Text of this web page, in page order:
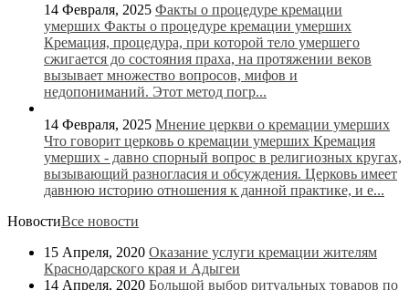
14 Февраля, 2025 Факты о процедуре кремации
умерших Факты о процедуре кремации умерших
Кремация, процедура, при которой тело умершего
сжигается до состояния праха, на протяжении веков
вызывает множество вопросов, мифов и
недопониманий. Этот метод погр...
14 Февраля, 2025 Мнение церкви о кремации умерших
Что говорит церковь о кремации умерших Кремация
умерших - давно спорный вопрос в религиозных кругах,
вызывающий разногласия и обсуждения. Церковь имеет
давнюю историю отношения к данной практике, и е...
НовостиВсе новости
15 Апреля, 2020 Оказание услуги кремации жителям
Краснодарского края и Адыгеи
14 Апреля, 2020 Большой выбор ритуальных товаров по